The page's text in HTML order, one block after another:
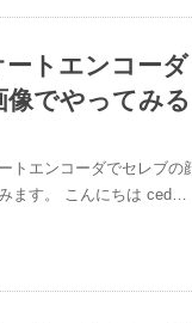
トエンコーダ
でやってみる
トエンコーダでセレブの
ます。 こんにちは ced…